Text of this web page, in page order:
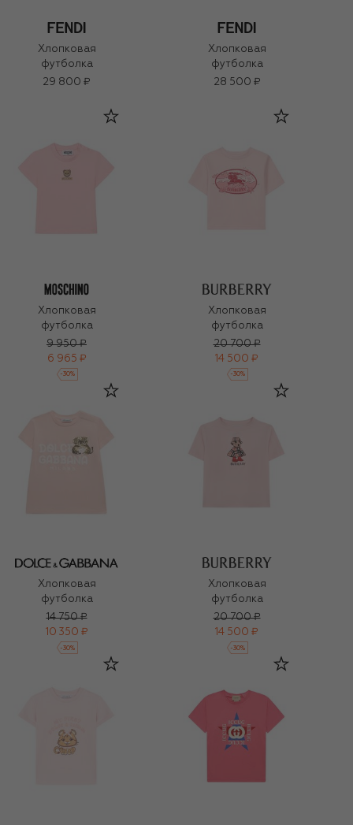
Хлопковая
футболка
29 800 ₽
Хлопковая
футболка
28 500 ₽
Хлопковая
футболка
9 950 ₽
6 965 ₽
-30%
Хлопковая
футболка
20 700 ₽
14 500 ₽
-30%
Хлопковая
футболка
14 750 ₽
10 350 ₽
-30%
Хлопковая
футболка
20 700 ₽
14 500 ₽
-30%